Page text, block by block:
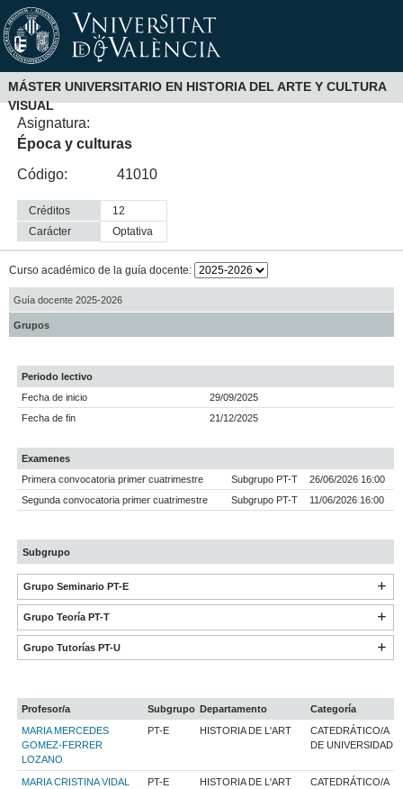
MÁSTER UNIVERSITARIO EN HISTORIA DEL ARTE Y CULTURA
VISUAL
Asignatura:
Época y culturas
Código:
41010
Créditos
12
Carácter
optativa
Curso académico de la guía docente:
Guía docente 2025-2026
Grupos
Periodo lectivo
Fecha de inicio
29/09/2025
Fecha de fin
21/12/2025
Examenes
Primera convocatoria primer cuatrimestre
Subgrupo PT-T
26/06/2026 16:00
Segunda convocatoria primer cuatrimestre
Subgrupo PT-T 11/06/2026 16:00
Subgrupo
Grupo Seminario PT-E
Grupo Teoría PT-T
Grupo Tutorías PT-U
Profesor/a Subgrupo Departamento
Categoría
MARIA MERCEDES
GOMEZ-FERRER
LOZANO
PT-E HISTORIA DE L'ART
CATEDRÁTICO/A
DE UNIVERSIDAD
MARIA CRISTINA VIDAL
PT-E HISTORIA DE L'ART
CATEDRÁTICO/A